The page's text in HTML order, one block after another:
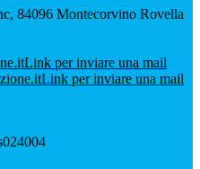
84096 Montecorvino Rovella
Link per inviare una mail
Link per inviare una mail